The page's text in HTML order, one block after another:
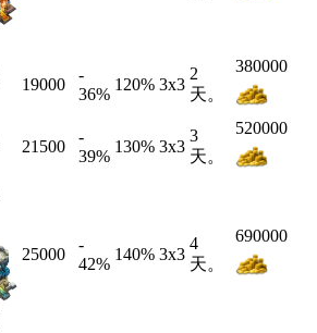
19000
-
36%
120% 3x3
2
天。
380000
21500
-
39%
130% 3x3
3
天。
520000
25000
-
42%
140% 3x3
4
天。
690000